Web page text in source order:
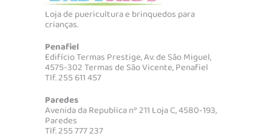
Loja de puericultura e brinquedos para
crianças.
Penafiel
Edifício Termas Prestige, Av. de São Miguel,
4575-302 Termas de São Vicente, Penafiel
Tlf. 255 611 457
Paredes
Avenida da Republica nº 211 Loja C, 4580-193,
Paredes
Tlf. 255 777 237